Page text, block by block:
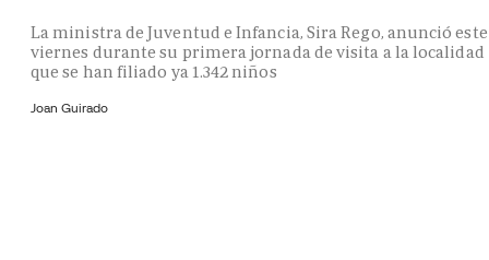
La ministra de Juventud e Infancia, Sira Rego, anunció este
viernes durante su primera jornada de visita a la localidad
que se han filiado ya 1.342 niños
Joan Guirado